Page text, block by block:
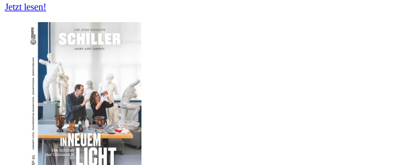
Jetzt lesen!